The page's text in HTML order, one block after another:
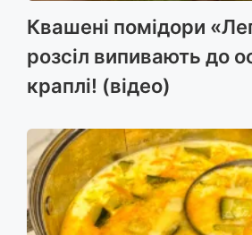
Квашені помідори
розсіл випивають до
краплі! (відео)